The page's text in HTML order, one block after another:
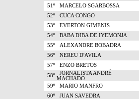
51º
MARCELO SGARBOSSA
52º
CUCA CONGO
53º
EVERTON GIMENIS
54º
BABA DIBA DE IYEMONJA
55º
ALEXANDRE BOBADRA
56º
NEREU D'AVILA
57º
ENZO BRETOS
58º
JORNALISTA ANDRÉ
MACHADO
59º
MARIO MANFRO
60º
JUAN SAVEDRA